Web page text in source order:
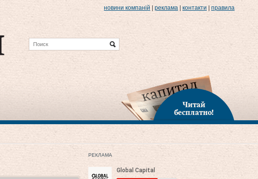
новини компаній реклама контакти правила
Читай
бесплатно!
РЕКЛАМА